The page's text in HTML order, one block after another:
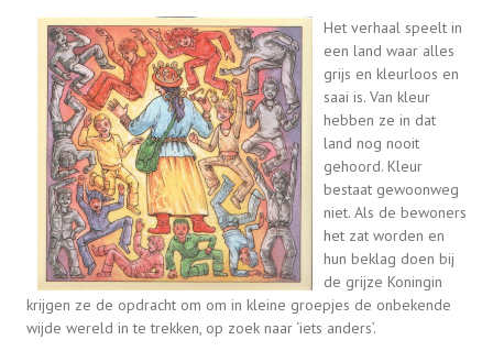
Het verhaal speelt in
een land waar alles
grijs en kleurloos en
saai is. Van kleur
hebben ze in dat
land nog nooit
gehoord. Kleur
bestaat gewoonweg
niet. Als de bewoners
het zat worden en
hun beklag doen bij
de grijze Koningin
krijgen ze de opdracht om om in kleine groepjes de onbekende
wijde wereld in te trekken, op zoek naar ‘iets anders’.